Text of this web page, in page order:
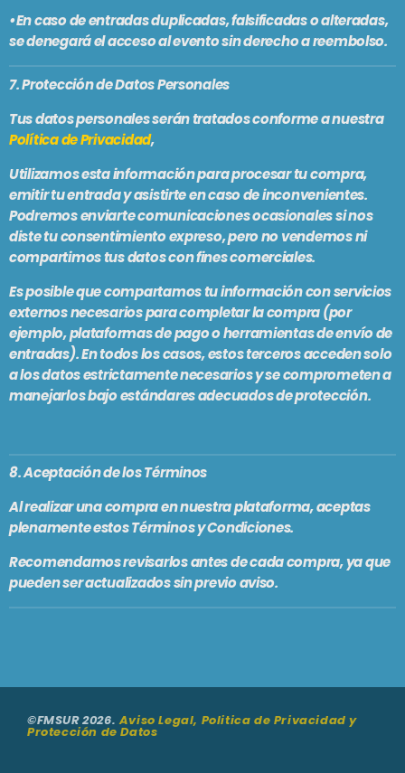
•En caso de entradas duplicadas, falsificadas o alteradas,
se denegará el acceso al evento sin derecho a reembolso.
7. Protección de Datos Personales
Tus datos personales serán tratados conforme a nuestra
Política de Privacidad,
Utilizamos esta información para procesar tu compra,
emitir tu entrada y asistirte en caso de inconvenientes.
Podremos enviarte comunicaciones ocasionales si nos
diste tu consentimiento expreso, perono vendemos ni
compartimos tus datos con fines comerciales.
Es posible que compartamos tu información con servicios
externos necesarios para completar la compra (por
ejemplo, plataformas de pago o herramientas de envío de
entradas). En todos los casos, estos terceros acceden solo
a los datos estrictamente necesarios y se comprometen a
manejarlos bajo estándares adecuados de protección.
8. Aceptación de los Términos
Al realizar una compra en nuestra plataforma, aceptas
plenamente estos Términos y Condiciones.
Recomendamos revisarlos antes de cada compra, ya que
pueden ser actualizados sin previo aviso.
©FMSUR 2026.Aviso Legal, Politica de Privacidad y
Protección de Datos